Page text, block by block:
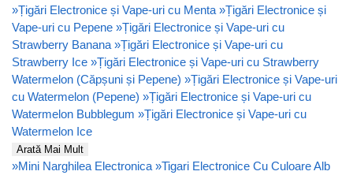
»Țigări Electronice și Vape-uri cu Menta »Țigări Electronice și
Vape-uri cu Pepene »Țigări Electronice și Vape-uri cu
Strawberry Banana »Țigări Electronice și Vape-uri cu
Strawberry Ice »Țigări Electronice și Vape-uri cu Strawberry
Watermelon (Căpșuni și Pepene) »Țigări Electronice și Vape-uri
cu Watermelon (Pepene) »Țigări Electronice și Vape-uri cu
Watermelon Bubblegum »Țigări Electronice și Vape-uri cu
Watermelon Ice
Arată Mai Mult
»Mini Narghilea Electronica »Tigari Electronice Cu Culoare Alb